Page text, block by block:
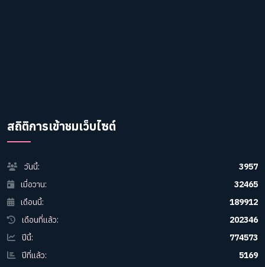
สถิติการเข้าชมเว็บไซต์
วันนี้:
3957
เมื่อวาน:
32465
เดือนนี้:
189912
เดือนที่แล้ว:
202346
ปีนี้:
774573
ปีที่แล้ว:
5169